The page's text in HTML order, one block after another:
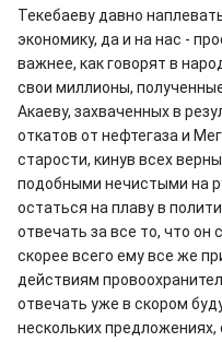
Текебаеву давно
экономику, да и на нас -
важнее, как говорят в
свои миллионы,
Акаеву, захваченных в
откатов от нефтегаза и
старости, кинув всех
подобными нечистыми на
остаться на плаву в
отвечать за все то, что он
скорее всего ему все же
действиям
отвечать уже в скором
нескольких